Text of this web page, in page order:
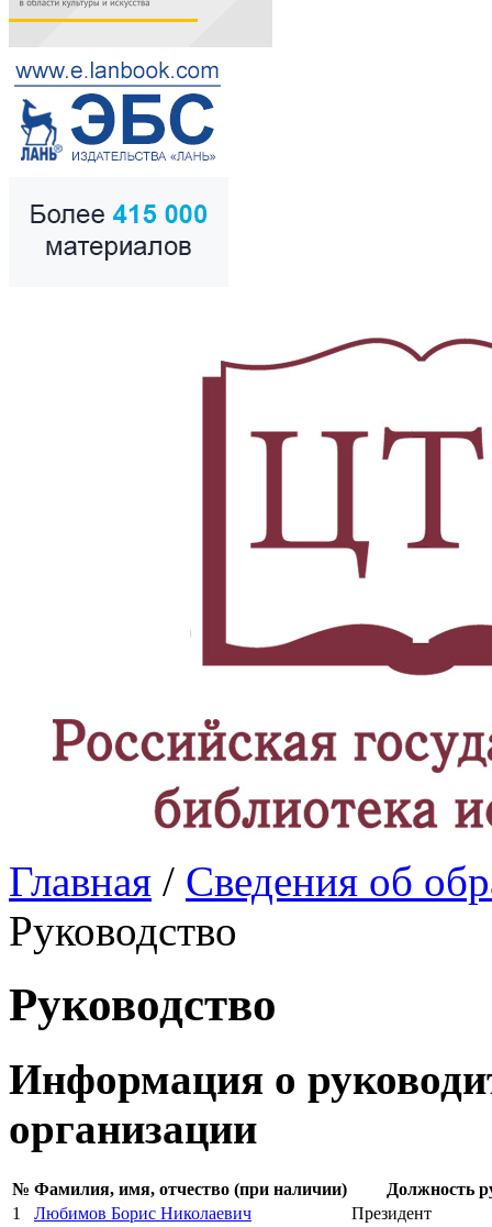
Главная / Сведения об
Руководство
Руководство
Информация о
организации
№ Фамилия, имя, отчество (при наличии)
Должность
1
Любимов Борис Николаевич
Президент